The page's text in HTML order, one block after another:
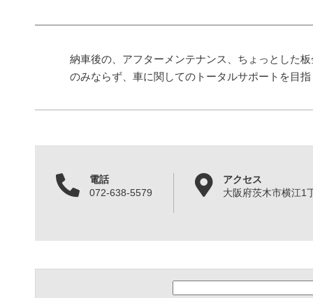
納車後の、アフターメンテナンス、ちょっとした
のみならず、車に関してのトータルサポートを目
電話
072-638-5579
アクセス
大阪府茨木市横江1